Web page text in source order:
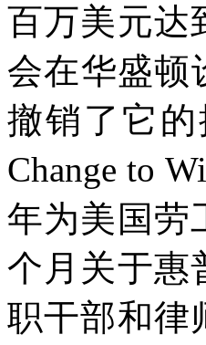
百万美元达
会在华盛顿
撤销了它
Change to
年为美国劳
个月关于惠
职干部和律